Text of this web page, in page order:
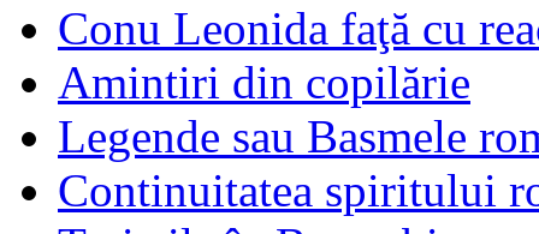
Conu Leonida faţă cu
Amintiri din copilărie
Legende sau Basmele
Continuitatea spiritului